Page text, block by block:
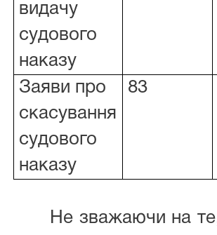
видачу
судового
наказу
Заяви про
скасування
судового
наказу
83
Не зважаючи на